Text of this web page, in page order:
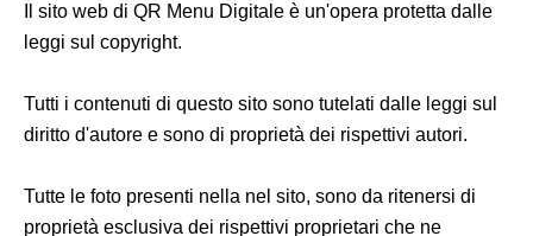
Il sito web di QR Menu Digitale è un'opera protetta dalle
leggi sul copyright.
Tutti i contenuti di questo sito sono tutelati dalle leggi sul
diritto d'autore e sono di proprietà dei rispettivi autori.
Tutte le foto presenti nella nel sito, sono da ritenersi di
proprietà esclusiva dei rispettivi proprietari che ne